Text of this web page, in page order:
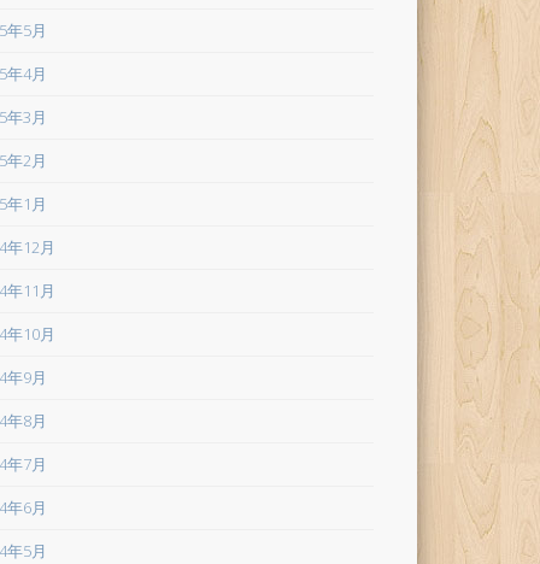
年5月
年4月
年3月
年2月
年1月
年12月
年11月
年10月
年9月
年8月
年7月
年6月
年5月